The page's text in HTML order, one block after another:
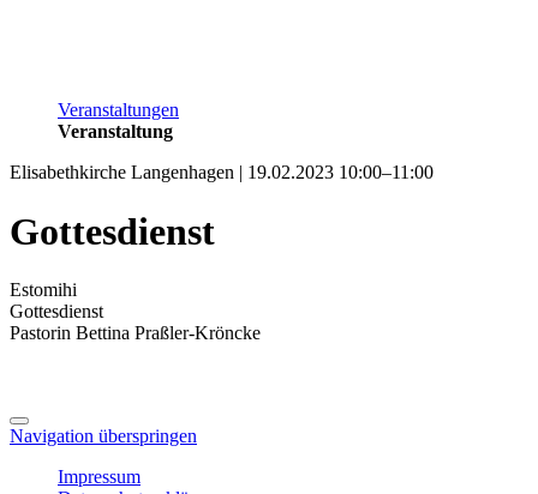
Veranstaltungen
Veranstaltung
Elisabethkirche Langenhagen | 19.02.2023 10:00–11:00
Gottesdienst
Estomihi
Gottesdienst
Pastorin Bettina Praßler-Kröncke
Navigation überspringen
Impressum